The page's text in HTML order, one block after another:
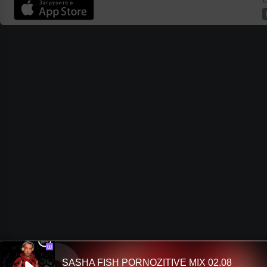
Ш
SASHA FISH PORNOZITIVE MIX 02.08